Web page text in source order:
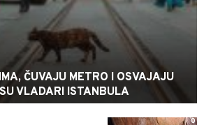
ČUVAJU METRO I OSVAJAJU
VLADARI ISTANBULA
0